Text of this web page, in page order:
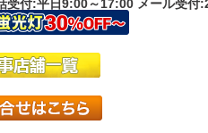
受付:平日9:00～17:00 メール受付